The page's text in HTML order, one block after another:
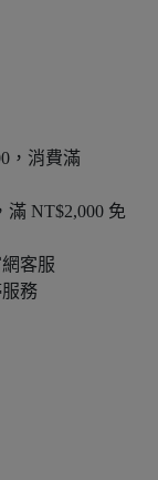
，消費滿
NT$2,000 免
客服
務